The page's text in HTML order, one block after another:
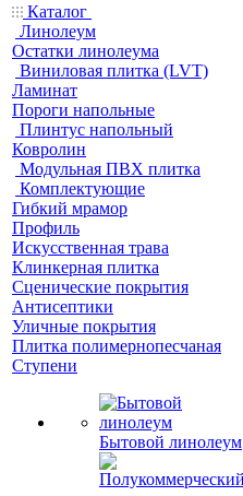
Каталог
Линолеум
Остатки линолеума
Виниловая плитка (LVT)
Ламинат
Пороги напольные
Плинтус напольный
Ковролин
Модульная ПВХ плитка
Комплектующие
Гибкий мрамор
Профиль
Искусственная трава
Клинкерная плитка
Сценические покрытия
Антисептики
Уличные покрытия
Плитка полимернопесчаная
Ступени
Бытовой линолеум